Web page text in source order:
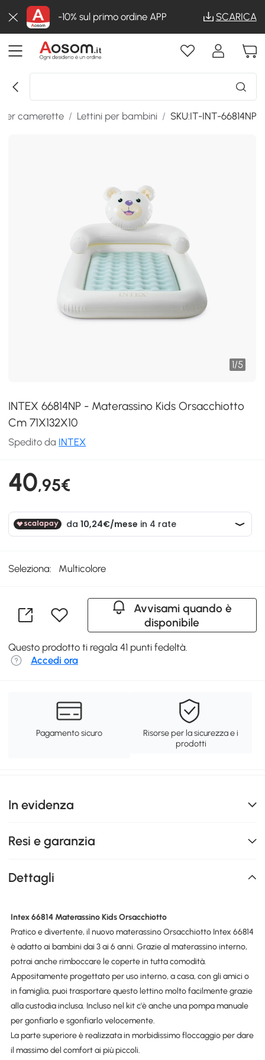
-10% sul primo ordine APP SCARICA
camerette / Lettini per bambini / SKU:IT-INT-66814NP
1/5
INTEX 66814NP - Materassino Kids Orsacchiotto
Cm 71X132X10
Spedito da INTEX
40,95€
Seleziona: Multicolore
Avvisami quando è
disponibile
Questo prodotto ti regala 41 punti fedeltà.
Accedi ora
Pagamento sicuro
Risorse per la sicurezza e i
prodotti
In evidenza
Resi e garanzia
Dettagli
Intex 66814 Materassino Kids Orsacchiotto
Pratico e divertente, il nuovo materassino Orsacchiotto Intex 66814
è adatto ai bambini dai 3 ai 6 anni. Grazie al materassino interno,
potrai anche rimboccare le coperte in tutta comodità.
Appositamente progettato per uso interno, a casa, con gli amici o
in famiglia, puoi trasportare questo lettino molto facilmente grazie
alla custodia inclusa. Incluso nel kit c'è anche una pompa manuale
per gonfiarlo e sgonfiarlo velocemente.
La parte superiore è realizzata in morbidissimo floccaggio per dare
il massimo del comfort ai più piccoli.